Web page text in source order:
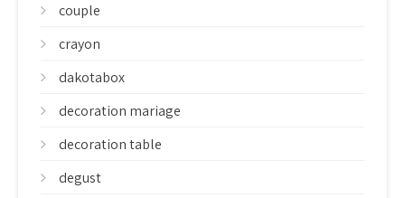
couple
crayon
dakotabox
decoration mariage
decoration table
degust